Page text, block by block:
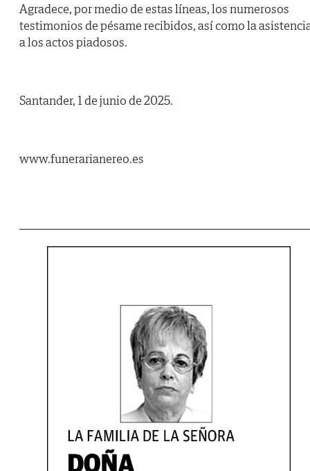
Agradece, por medio de estas líneas, los numerosos
testimonios de pésame recibidos, así como la
a los actos piadosos.
Santander, 1 de junio de 2025.
www.funerarianereo.es